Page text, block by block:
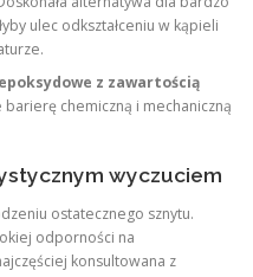
ulec odkształceniu w kąpieli
z zawartością
barierę chemiczną i mechaniczną
wyczuciem
ostatecznego sznytu.
odporności na
konsultowana z